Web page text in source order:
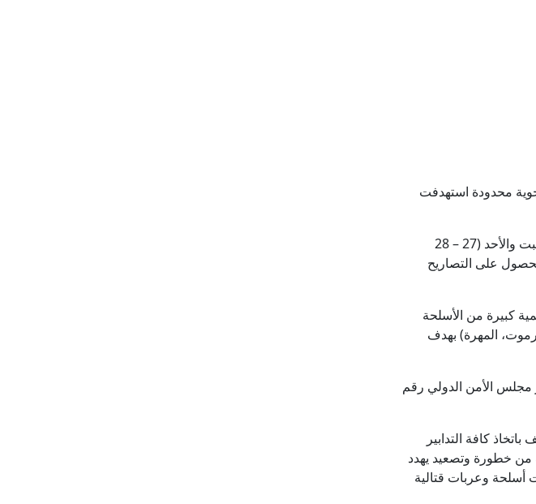
محدودة استهدفت
وقال المتحدث الرسمي باسم قوات التحالف اللواء الركن تركي المالكي بأنه في يومي السبت والأحد (27 – 28
الحصول على التصاريح
كبيرة من الأسلحة
المهرة) بهدف
مجلس الأمن الدولي رقم
كافة التدابير
من خطورة وتصعيد يهدد
أسلحة وعربات قتالية